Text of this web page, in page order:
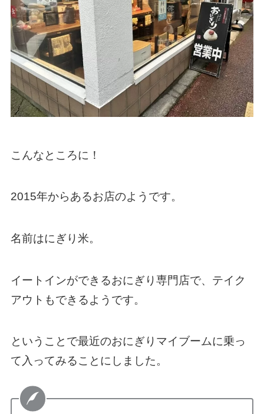
こんなところに！
2015年からあるお店のようです。
名前はにぎり米。
イートインができるおにぎり専門店で、テイク
アウトもできるようです。
ということで最近のおにぎりマイブームに乗っ
て入ってみることにしました。